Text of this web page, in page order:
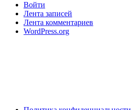
Войти
Лента записей
Лента комментариев
WordPress.org